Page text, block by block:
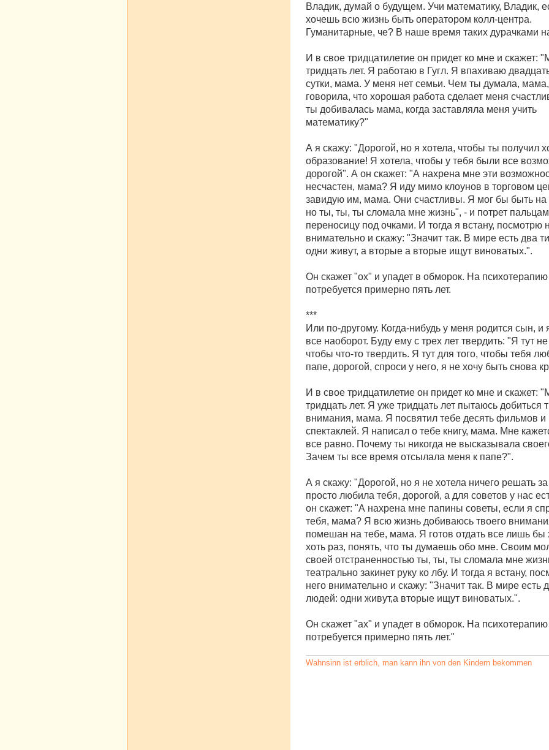
Владик, думай о будущем. Учи математику, Владик,
хочешь всю жизнь быть оператором колл-центра.
Гуманитарные, че? В наше время таких дурачками
И в свое тридцатилетие он придет ко мне и скажет:
тридцать лет. Я работаю в Гугл. Я впахиваю
сутки, мама. У меня нет семьи. Чем ты думала, мама,
говорила, что хорошая работа сделает меня
ты добивалась мама, когда заставляла меня учить
математику?"
А я скажу: "Дорогой, но я хотела, чтобы ты получил
образование! Я хотела, чтобы у тебя были все
дорогой". А он скажет: "А нахрена мне эти
несчастен, мама? Я иду мимо клоунов в торговом
завидую им, мама. Они счастливы. Я мог бы быть на
но ты, ты, ты сломала мне жизнь", - и потрет
переносицу под очками. И тогда я встану, посмотрю
внимательно и скажу: "Значит так. В мире есть два
одни живут, а вторые а вторые ищут виноватых.".
Он скажет "ох" и упадет в обморок. На психотерапию
потребуется примерно пять лет.
***
Или по-другому. Когда-нибудь у меня родится сын, и
все наоборот. Буду ему с трех лет твердить: "Я тут не
чтобы что-то твердить. Я тут для того, чтобы тебя
папе, дорогой, спроси у него, я не хочу быть снова
И в свое тридцатилетие он придет ко мне и скажет:
тридцать лет. Я уже тридцать лет пытаюсь добиться
внимания, мама. Я посвятил тебе десять фильмов и
спектаклей. Я написал о тебе книгу, мама. Мне
все равно. Почему ты никогда не высказывала
Зачем ты все время отсылала меня к папе?".
А я скажу: "Дорогой, но я не хотела ничего решать
просто любила тебя, дорогой, а для советов у нас
он скажет: "А нахрена мне папины советы, если я
тебя, мама? Я всю жизнь добиваюсь твоего
помешан на тебе, мама. Я готов отдать все лишь бы
хоть раз, понять, что ты думаешь обо мне. Своим
своей отстраненностью ты, ты, ты сломала мне
театрально закинет руку ко лбу. И тогда я встану,
него внимательно и скажу: "Значит так. В мире есть
людей: одни живут,а вторые ищут виноватых.".
Он скажет "ах" и упадет в обморок. На психотерапию
потребуется примерно пять лет."
Wahnsinn ist erblich, man kann ihn von den Kindern bekommen